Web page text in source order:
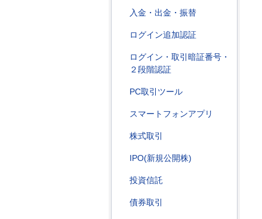
入金・出金・振替
ログイン追加認証
ログイン・取引暗証番号・
２段階認証
PC取引ツール
スマートフォンアプリ
株式取引
IPO(新規公開株)
投資信託
債券取引